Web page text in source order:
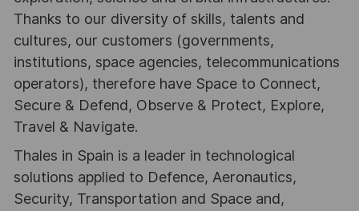
Thanks to our diversity of skills, talents and
cultures, our customers (governments,
institutions, space agencies, telecommunications
operators), therefore have Space to Connect,
Secure & Defend, Observe & Protect, Explore,
Travel & Navigate.
Thales in Spain is a leader in technological
solutions applied to Defence, Aeronautics,
Security, Transportation and Space and,